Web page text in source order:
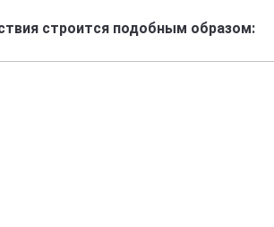
строится подобным образом: